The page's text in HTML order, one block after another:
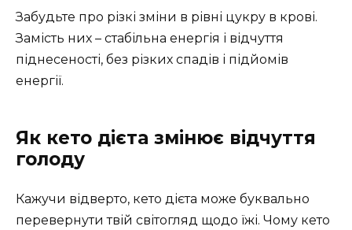
Забудьте про різкі зміни в рівні цукру в крові.
Замість них – стабільна енергія і відчуття
піднесеності, без різких спадів і підйомів
енергії.
Як кето дієта змінює відчуття
голоду
Кажучи відверто, кето дієта може буквально
перевернути твій світогляд щодо їжі. Чому кето